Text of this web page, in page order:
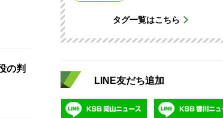
の判
タグ一覧はこちら
LINE友だち追加